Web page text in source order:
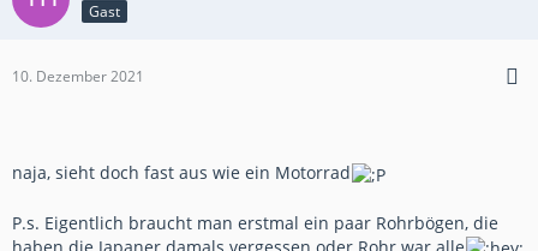
Gast
10. Dezember 2021
naja, sieht doch fast aus wie ein Motorrad
P.s. Eigentlich braucht man erstmal ein paar Rohrbögen, die